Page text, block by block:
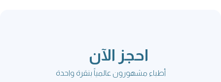
احجز الآن
أطباء مشهورون عالمياً بنقرة واحدة